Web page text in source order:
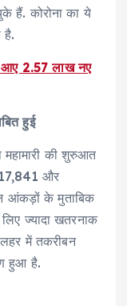
हैं. कोरोना का ये
है.
आए 2.57 लाख नए
हुई
महामारी की शुरुआत
और
आंकड़ों के मुताबिक
ज्‍यादा खतरनाक
लहर में तकरीबन
हुआ है.